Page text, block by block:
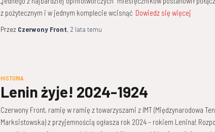
z pożytecznym i w jednym komplecie wcisnąć Dowiedz się więcej
Przez Czerwony Front, 2 lata temu
HISTORIA
Lenin żyje! 2024-1924
Czerwony Front, ramię w ramię z towarzyszami z IMT (Międzynarodowa
Marksistowska) z przyjemnością ogłasza rok 2024 – rokiem Lenina!